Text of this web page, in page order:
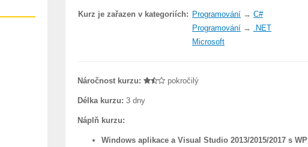
Kurz je zařazen v kategoriích: Programování→ C#
Programování→ .NET
Microsoft
Náročnost kurzu: pokročilý
Délka kurzu: 3 dny
Náplň kurzu:
Windows aplikace a Visual Studio 2013/2015/2017 s